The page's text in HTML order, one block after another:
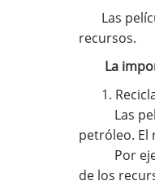
Las
recursos.
La
1.
Las
petróleo. El
Por
de los